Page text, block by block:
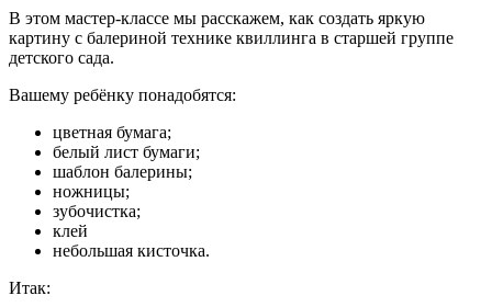
В этом мастер-классе мы расскажем, как создать яркую
картину с балериной технике квиллинга в старшей группе
детского сада.
Вашему ребёнку понадобятся:
цветная бумага;
белый лист бумаги;
шаблон балерины;
ножницы;
зубочистка;
клей
небольшая кисточка.
Итак: